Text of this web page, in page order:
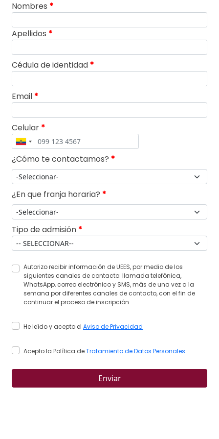
Nombres *
Apellidos *
Cédula de identidad *
Email *
Celular *
¿Cómo te contactamos? *
¿En que franja horaria? *
Tipo de admisión *
Autorizo recibir información de UEES, por medio de los
siguientes canales de contacto: llamada telefónica,
WhatsApp, correo electrónico y SMS, más de una vez a la
semana por diferentes canales de contacto, con el fin de
continuar el proceso de inscripción.
He leído y acepto el Aviso de Privacidad
Acepto la Política deTratamiento de Datos Personales
Enviar